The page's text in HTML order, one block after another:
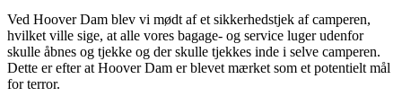
Ved Hoover Dam blev vi mødt af et sikkerhedstjek af camperen,
hvilket ville sige, at alle vores bagage- og service luger udenfor
skulle åbnes og tjekke og der skulle tjekkes inde i selve camperen.
Dette er efter at Hoover Dam er blevet mærket som et potentielt mål
for terror.